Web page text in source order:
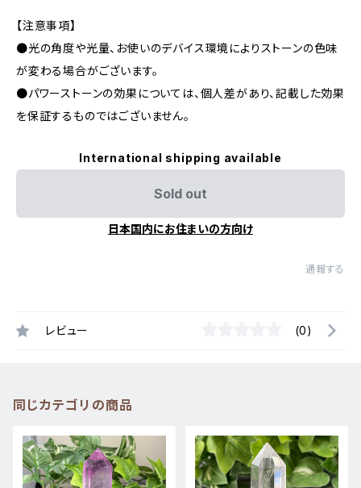
【注意事項】
●光の角度や光量、お使いのデバイス環境によりストーンの色味
が変わる場合がございます。
●パワーストーンの効果については、個人差があり、記載した効果
を保証するものではございません。
International shipping available
Sold out
日本国内にお住まいの方向け
通報する
レビュー (0)
同じカテゴリの商品